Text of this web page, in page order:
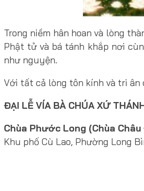
Trong niềm hân hoan và lòng
Phật tử và bá tánh khắp nơi
như nguyện.
Với tất cả lòng tôn kính và tri ân
ĐẠI LỄ VÍA BÀ CHÚA XỨ
Chùa Phước Long (Chùa
Khu phố Cù Lao, Phường Long